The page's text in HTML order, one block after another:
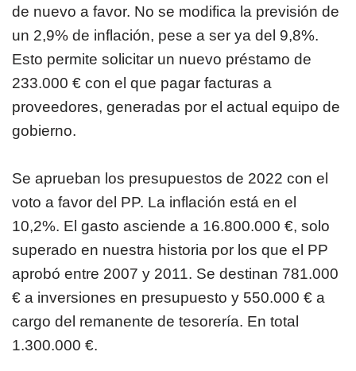
de nuevo a favor. No se modifica la previsión de
un 2,9% de inflación, pese a ser ya del 9,8%.
Esto permite solicitar un nuevo préstamo de
233.000 € con el que pagar facturas a
proveedores, generadas por el actual equipo de
gobierno.
Se aprueban los presupuestos de 2022 con el
voto a favor del PP. La inflación está en el
10,2%. El gasto asciende a 16.800.000 €, solo
superado en nuestra historia por los que el PP
aprobó entre 2007 y 2011. Se destinan 781.000
€ a inversiones en presupuesto y 550.000 € a
cargo del remanente de tesorería. En total
1.300.000 €.